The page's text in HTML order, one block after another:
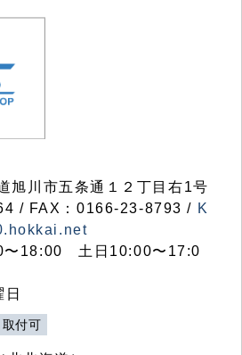
川市五条通１２丁目右1号
/ FAX：0166-23-8793 / K
〜18:00 土日10:00〜17:0
取付可